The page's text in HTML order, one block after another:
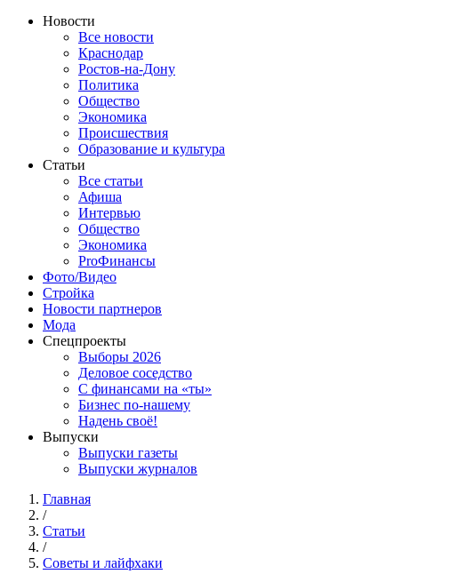
Новости
Все новости
Краснодар
Ростов-на-Дону
Политика
Общество
Экономика
Происшествия
Образование и культура
Статьи
Все статьи
Афиша
Интервью
Общество
Экономика
ProФинансы
Фото/Видео
Стройка
Новости партнеров
Мода
Спецпроекты
Выборы 2026
Деловое соседство
С финансами на «ты»
Бизнес по-нашему
Надень своё!
Выпуски
Выпуски газеты
Выпуски журналов
Главная
/
Статьи
/
Советы и лайфхаки